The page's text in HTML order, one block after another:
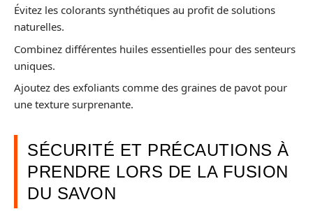
Évitez les colorants synthétiques au profit de solutions
naturelles.
Combinez différentes huiles essentielles pour des senteurs
uniques.
Ajoutez des exfoliants comme des graines de pavot pour
une texture surprenante.
SÉCURITÉ ET PRÉCAUTIONS À
PRENDRE LORS DE LA FUSION
DU SAVON